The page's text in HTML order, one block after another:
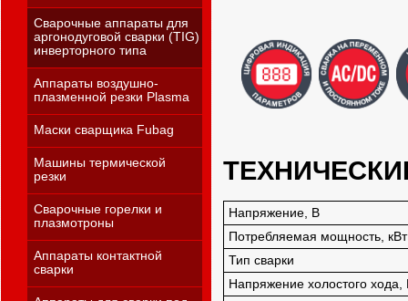
Сварочные аппараты для
аргонодуговой сварки (TIG)
инверторного типа
Аппараты воздушно-
плазменной резки Plasma
Маски сварщика Fubag
Машины термической
резки
Сварочные горелки и
плазмотроны
Аппараты контактной
сварки
Напряжение, В
Потребляемая мощность, кВт
Тип сварки
Напряжение холостого хода,